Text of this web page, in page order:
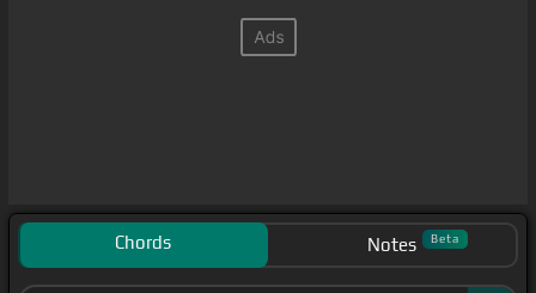
Chords Notes Beta